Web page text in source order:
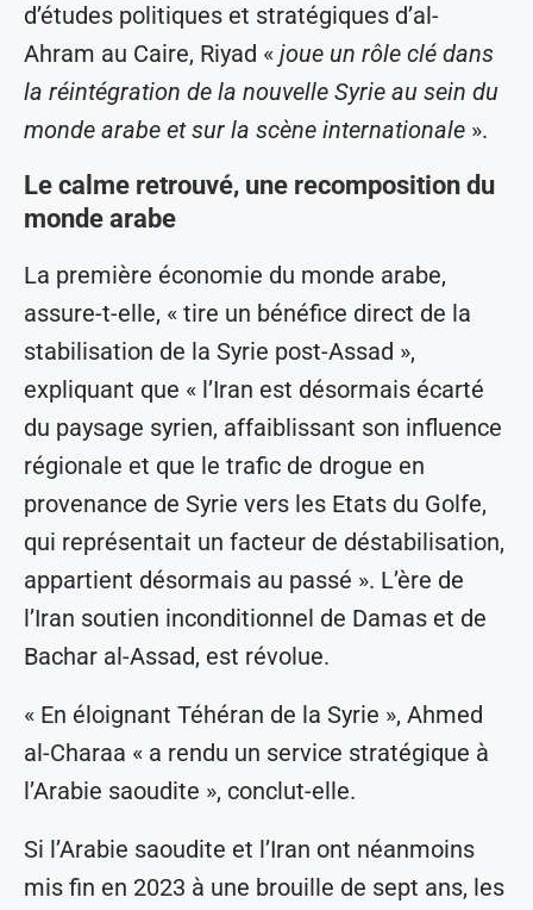
d’études politiques et stratégiques d’al-
Ahram au Caire, Riyad « joue un rôle clé dans
la réintégration de la nouvelle Syrie au sein du
monde arabe et sur la scène internationale ».
Le calme retrouvé, une recomposition du
monde arabe
La première économie du monde arabe,
assure-t-elle, « tire un bénéfice direct de la
stabilisation de la Syrie post-Assad »,
expliquant que « l’Iran est désormais écarté
du paysage syrien, affaiblissant son influence
régionale et que le trafic de drogue en
provenance de Syrie vers les Etats du Golfe,
qui représentait un facteur de déstabilisation,
appartient désormais au passé ». L’ère de
l’Iran soutien inconditionnel de Damas et de
Bachar al-Assad, est révolue.
« En éloignant Téhéran de la Syrie », Ahmed
al-Charaa « a rendu un service stratégique à
l’Arabie saoudite », conclut-elle.
Si l’Arabie saoudite et l’Iran ont néanmoins
mis fin en 2023 à une brouille de sept ans, les